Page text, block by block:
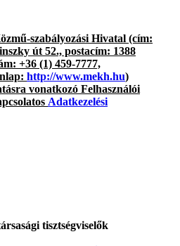
szabályozási Hivatal (cím:
út 52., postacím: 1388
+36 (1) 459-7777,
http://www.mekh.hu)
vonatkozó Felhasználói
Adatkezelési
tisztségviselők